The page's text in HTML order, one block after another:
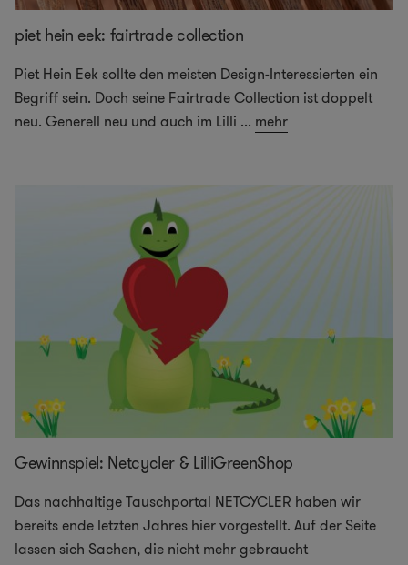
piet hein eek: fairtrade collection
Piet Hein Eek sollte den meisten Design-Interessierten ein
Begriff sein. Doch seine Fairtrade Collection ist doppelt
neu. Generell neu und auch im Lilli ... mehr
Gewinnspiel: Netcycler & LilliGreenShop
Das nachhaltige Tauschportal NETCYCLER haben wir
bereits ende letzten Jahres hier vorgestellt. Auf der Seite
lassen sich Sachen, die nicht mehr gebraucht